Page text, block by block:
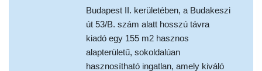
Budapest II. kerületében, a Budakeszi
út 53/B. szám alatt hosszú távra
kiadó egy 155 m2 hasznos
alapterületű, sokoldalúan
hasznosítható ingatlan, amely kiváló